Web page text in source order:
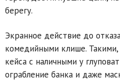
берегу.
Экранное действие до
комедийными клише.
кейса с наличными у
ограбление банка и даже